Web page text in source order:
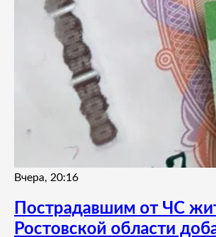
Вчера, 20:16
Пострадавшим от ЧС
Ростовской области